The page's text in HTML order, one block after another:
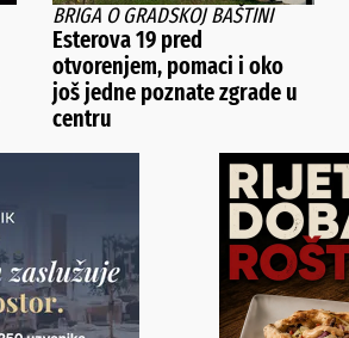
BRIGA O GRADSKOJ BAŠTINI
Esterova 19 pred
otvorenjem, pomaci i oko
još jedne poznate zgrade u
centru